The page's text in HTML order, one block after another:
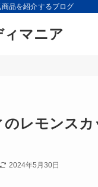
品を紹介するブログ
マニア
のレモンス
2024年5月30日